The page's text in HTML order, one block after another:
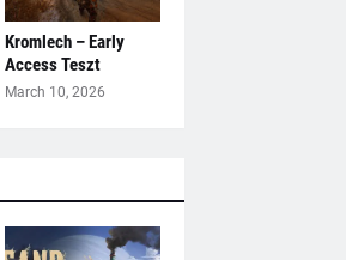
Kromlech – Early
Access Teszt
March 10, 2026